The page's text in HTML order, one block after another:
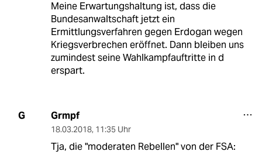
Meine Erwartungshaltung ist, dass die
Bundesanwaltschaft jetzt ein
Ermittlungsverfahren gegen Erdogan wegen
Kriegsverbrechen eröffnet. Dann bleiben uns
zumindest seine Wahlkampfauftritte in d
erspart.
G Grmpf
18.03.2018, 11:35 Uhr
Tja, die "moderaten Rebellen" von der FSA: